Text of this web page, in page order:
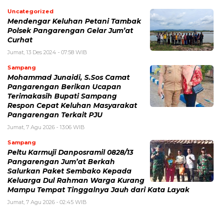
Uncategorized
Mendengar Keluhan Petani Tambak
Polsek Pangarengan Gelar Jum’at
Curhat
Jumat, 13 Des 2024 - 07:58 WIB
Sampang
Mohammad Junaidi, S.Sos Camat
Pangarengan Berikan Ucapan
Terimakasih Bupati Sampang
Respon Cepat Keluhan Masyarakat
Pangarengan Terkait PJU
Jumat, 7 Agu 2026 - 13:06 WIB
Sampang
Peltu Karmuji Danposramil 0828/13
Pangarengan Jum’at Berkah
Salurkan Paket Sembako Kepada
Keluarga Dul Rahman Warga Kurang
Mampu Tempat Tinggalnya Jauh dari Kata Layak
Jumat, 7 Agu 2026 - 02:45 WIB